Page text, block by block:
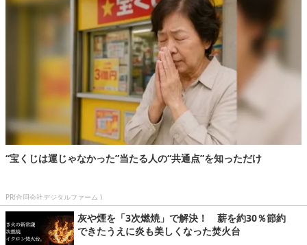
“宝くじは運じゃなかった”当たる人の“共通点”を知っただけ
PR(合同会社デジタルファーム )
灰や煙を「3次燃焼」で解決！ 薪を約30％節約
できたうえに炎も美しくなった焚火台